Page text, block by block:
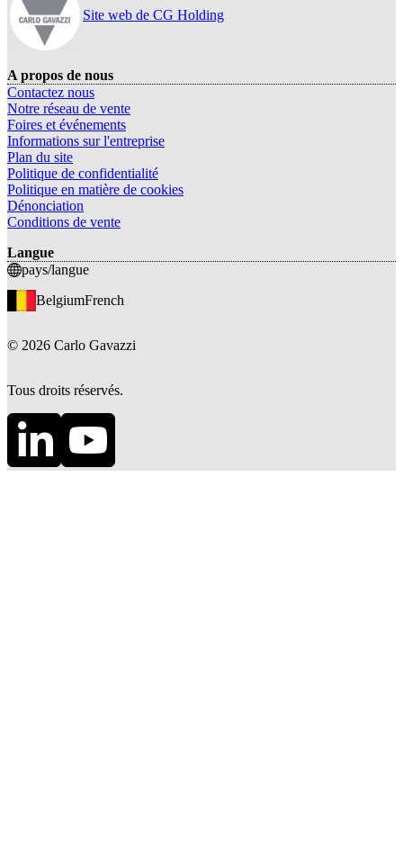
Site web de CG Holding
A propos de nous
Contactez nous
Notre réseau de vente
Foires et événements
Informations sur l'entreprise
Plan du site
Politique de confidentialité
Politique en matière de cookies
Dénonciation
Conditions de vente
Langue
pays/langue
BelgiumFrench
© 2026 Carlo Gavazzi
Tous droits réservés.